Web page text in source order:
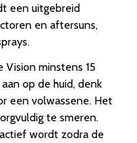
een uitgebreid
en aftersuns,
minstens 15
op de huid, denk
een volwassene. Het
te smeren.
wordt zodra de